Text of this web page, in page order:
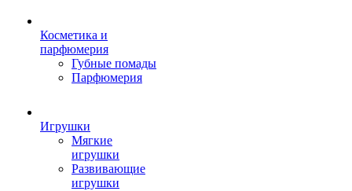
Косметика и
парфюмерия
Губные помады
Парфюмерия
Игрушки
Мягкие
игрушки
Развивающие
игрушки